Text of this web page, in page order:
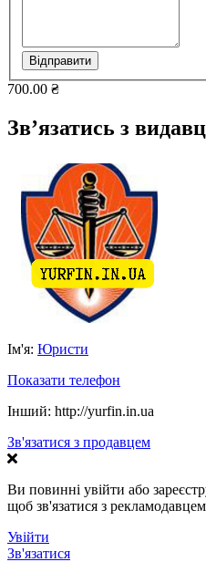
Відправити
700.00 ₴
Зв’язатись з
Ім'я: Юристи
Показати телефон
Інший: http://yurfin.in.ua
Зв'язатися з продавцем
Ви повинні увійти або
щоб зв'язатися з рекламодавцем
Увійти
Зв'язатися